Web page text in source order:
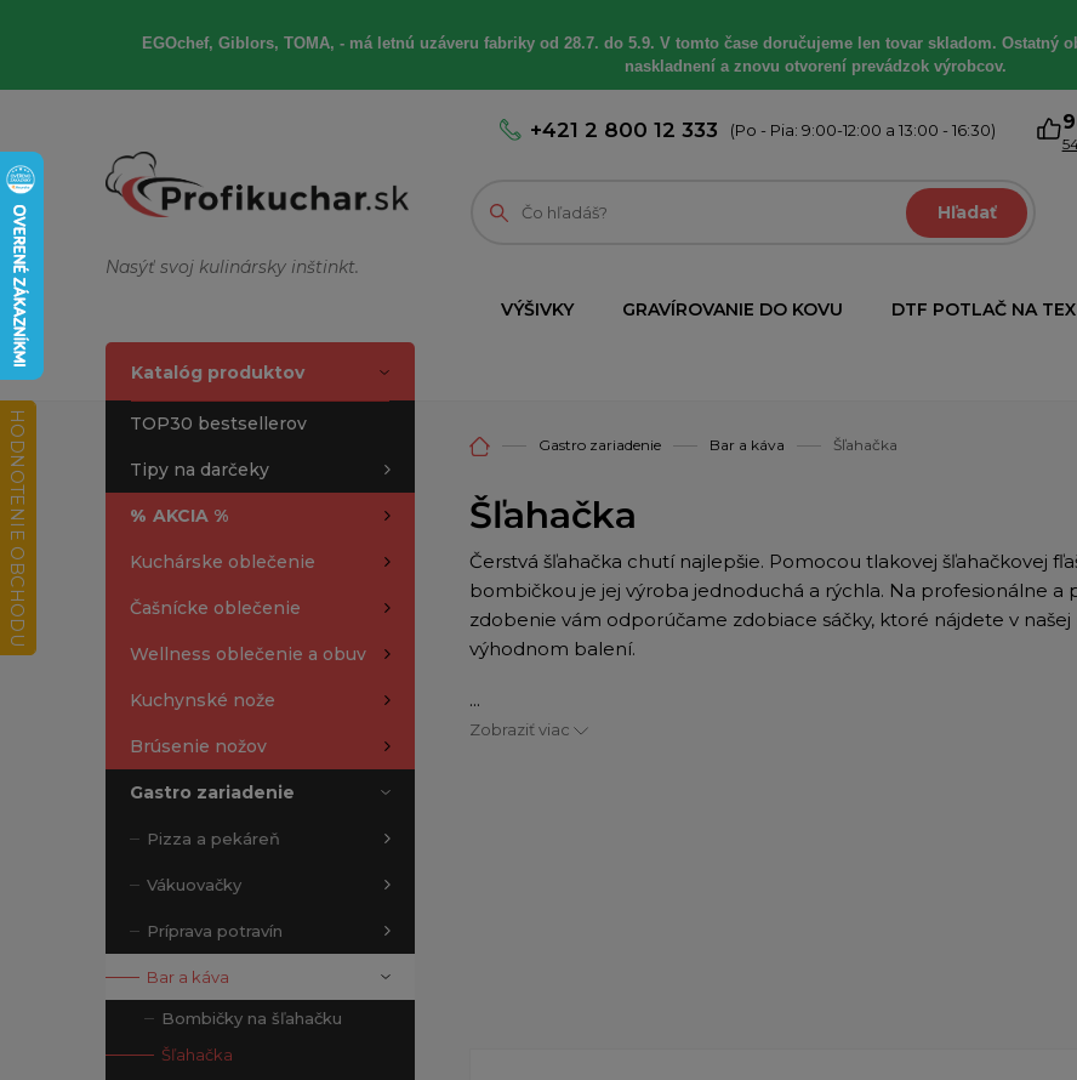
EGOchef, Giblors, TOMA, - má letnú uzáveru fabriky od 28.7. do 5.9. V tomto čase doručujeme len tovar skladom. Ostatný
naskladnení a znovu otvorení prevádzok výrobcov.
Nasýť svoj kulinársky inštinkt.
+421 2 800 12 333 (Po - Pia: 9:00-12:00 a 13:00 - 16:30)
Hľadať
VÝŠIVKY GRAVÍROVANIE DO KOVU DTF POTLAČ NA
Katalóg produktov
TOP30 bestsellerov
Tipy na darčeky
% AKCIA %
Kuchárske oblečenie
Čašnícke oblečenie
Wellness oblečenie a obuv
Kuchynské nože
Brúsenie nožov
Gastro zariadenie
Pizza a pekáreň
Vákuovačky
Príprava potravín
Bar a káva
Bombičky na šľahačku
Šľahačka
Gastro zariadenie Bar a káva Šľahačka
Šľahačka
Čerstvá šľahačka chutí najlepšie. Pomocou tlakovej šľahačkovej
bombičkou je jej výroba jednoduchá a rýchla. Na profesionálne a
zdobenie vám odporúčame zdobiace sáčky, ktoré nájdete v
výhodnom balení.
...
Zobraziť viac
HODNOTENIE OBCHODU